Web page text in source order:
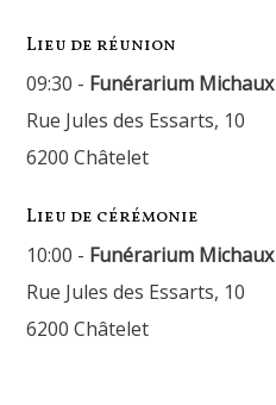
Lieu de réunion
09:30 - Funérarium Michaux
Rue Jules des Essarts, 10
6200 Châtelet
Lieu de cérémonie
10:00 - Funérarium Michaux
Rue Jules des Essarts, 10
6200 Châtelet